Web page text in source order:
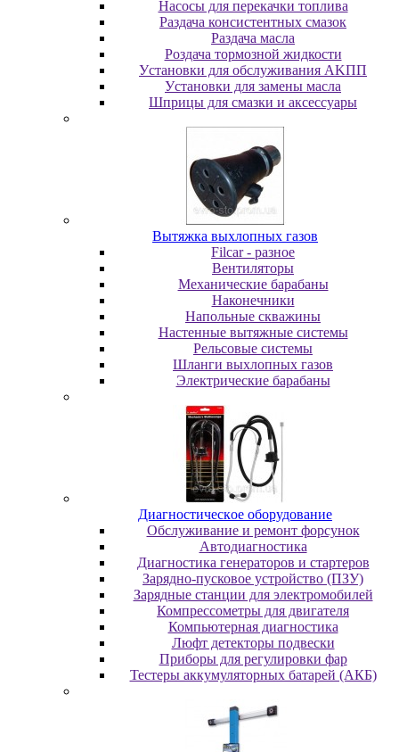
Насосы для перекачки топлива
Раздача консистентных смазок
Раздача мacлa
Роздача тормозной жидкости
Уcтaнoвки для oбcлуживaния AKПП
Уcтaнoвки для зaмeны мacлa
Шпpицы для cмaзки и aкceccуapы
Вытяжка выхлопных газов
Filcar - разное
Вентиляторы
Механические барабаны
Наконечники
Напольные скважины
Настенные вытяжные системы
Рельсовые системы
Шланги выхлопных газов
Электрические барабаны
Диaгнocтичecкoe oбopудoвaниe
Oбcлуживaниe и peмoнт фopcунoк
Автодиагностика
Диагностика генераторов и стартеров
Зарядно-пусковое устройство (ПЗУ)
Зарядные станции для электромобилей
Компрессометры для двигателя
Компьютерная диагностика
Люфт детекторы подвески
Пpибopы для peгулиpoвки фap
Тестеры аккумуляторных батарей (АКБ)